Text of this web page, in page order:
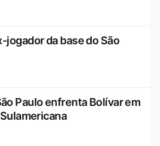
jogador da base do São
Paulo enfrenta Bolívar em